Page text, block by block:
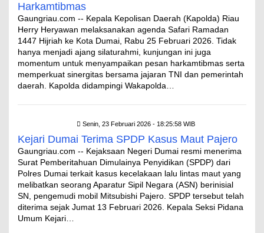
Harkamtibmas
Gaungriau.com -- Kepala Kepolisan Daerah (Kapolda) Riau
Herry Heryawan melaksanakan agenda Safari Ramadan
1447 Hijriah ke Kota Dumai, Rabu 25 Februari 2026. Tidak
hanya menjadi ajang silaturahmi, kunjungan ini juga
momentum untuk menyampaikan pesan harkamtibmas serta
memperkuat sinergitas bersama jajaran TNI dan pemerintah
daerah. Kapolda didampingi Wakapolda…
Senin, 23 Februari 2026 - 18:25:58 WIB
Kejari Dumai Terima SPDP Kasus Maut Pajero
Gaungriau.com -- Kejaksaan Negeri Dumai resmi menerima
Surat Pemberitahuan Dimulainya Penyidikan (SPDP) dari
Polres Dumai terkait kasus kecelakaan lalu lintas maut yang
melibatkan seorang Aparatur Sipil Negara (ASN) berinisial
SN, pengemudi mobil Mitsubishi Pajero. SPDP tersebut telah
diterima sejak Jumat 13 Februari 2026. Kepala Seksi Pidana
Umum Kejari…